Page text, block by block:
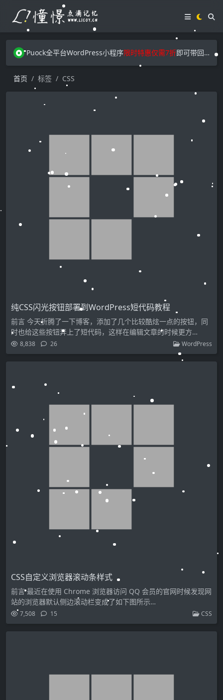
Puock全平台WordPress小程序限时特惠仅需7折即可带回家，赶快点我了解吧！
首页 标签 CSS
纯CSS闪光按钮部署到WordPress短代码教程
前言 今天折腾了一下博客，添加了几个比较酷炫一点的按钮，同
时也给这些按钮弄上了短代码，这样在编辑文章的时候更方…
8,838 26 WordPress
CSS自定义浏览器滚动条样式
前言 最近在使用 Chrome 浏览器访问 QQ 会员的官网时候发现网
站的浏览器默认侧边滚动栏变成了如下图所示…
7,508 15 CSS